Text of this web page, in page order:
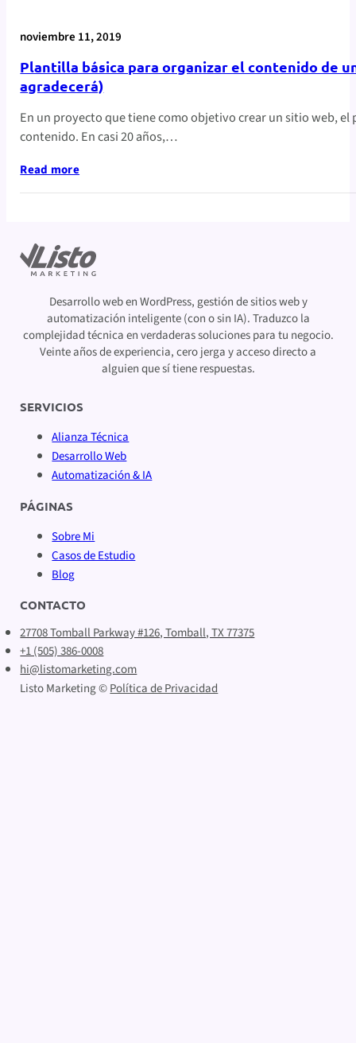
noviembre 11, 2019
Plantilla básica para organizar el contenido de
agradecerá)
En un proyecto que tiene como objetivo crear un sitio web,
contenido. En casi 20 años,…
Read more
Desarrollo web en WordPress, gestión de sitios web y
automatización inteligente (con o sin IA). Traduzco la
complejidad técnica en verdaderas soluciones para tu negocio.
Veinte años de experiencia, cero jerga y acceso directo a
alguien que sí tiene respuestas.
SERVICIOS
Alianza Técnica
Desarrollo Web
Automatización & IA
PÁGINAS
Sobre Mi
Casos de Estudio
Blog
CONTACTO
27708 Tomball Parkway #126, Tomball, TX 77375
+1 (505) 386-0008
hi@listomarketing.com
Listo Marketing ©Política de Privacidad